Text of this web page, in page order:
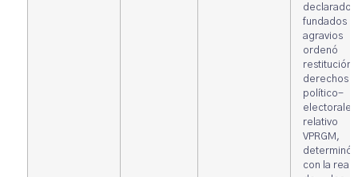
declarados
restitución
derechos
político-
relativo
con la